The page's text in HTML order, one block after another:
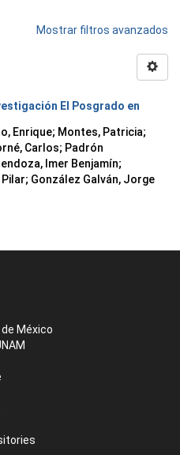
Mostrar filtros avanzados
El Posgrado en
Enrique; Montes, Patricia;
Carlos; Padrón
Imer Benjamín;
; González Galván, Jorge
México